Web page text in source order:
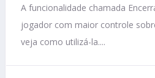
A funcionalidade chamada
jogador com maior controle
veja como utilizá-la....